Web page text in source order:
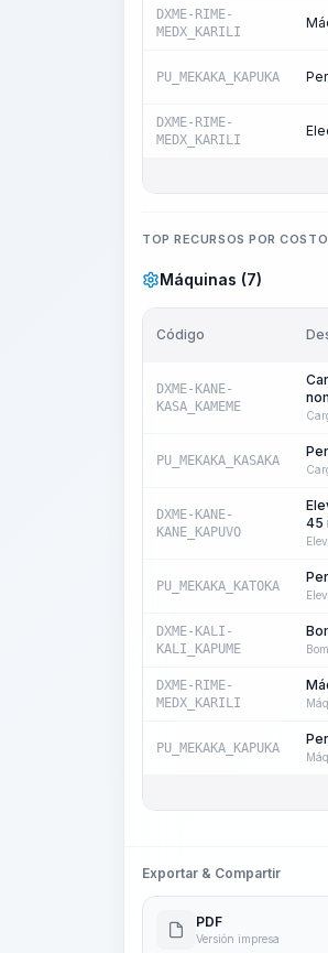
DXME-RIME-
MEDX_KARILI
PU_MEKAKA_KAPUKA
DXME-RIME-
MEDX_KARILI
TOP RECURSOS POR COSTO
Máquinas (7)
Código
DXME-KANE-
KASA_KAMEME
PU_MEKAKA_KASAKA
DXME-KANE-
KANE_KAPUVO
45
PU_MEKAKA_KATOKA
DXME-KALI-
KALI_KAPUME
DXME-RIME-
MEDX_KARILI
PU_MEKAKA_KAPUKA
Exportar & Compartir
PDF
Versión impresa